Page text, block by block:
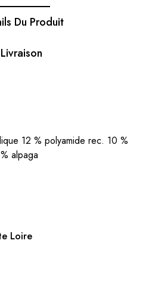
Du Produit
Livraison
12 % polyamide rec. 10 %
alpaga
Loire